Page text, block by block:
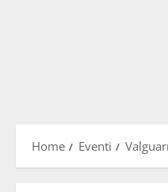
Home Eventi